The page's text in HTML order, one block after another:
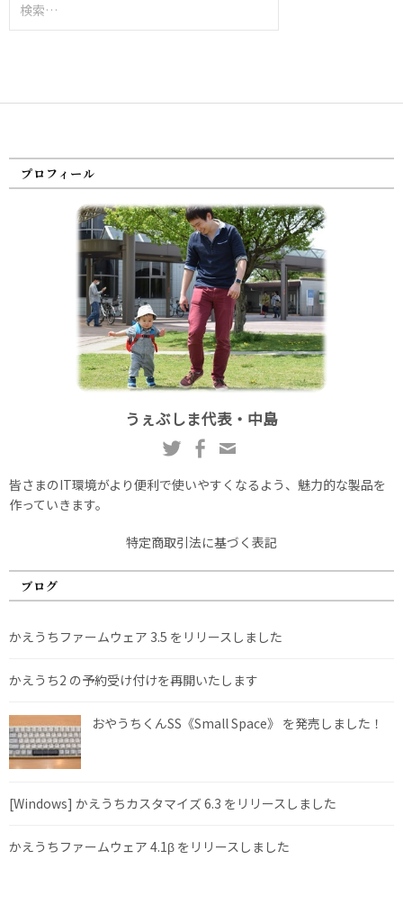
索:
プロフィール
うぇぶしま代表・中島
皆さまのIT環境がより便利で使いやすくなるよう、魅力的な製品を
作っていきます。
特定商取引法に基づく表記
ブログ
かえうちファームウェア 3.5 をリリースしました
かえうち2 の予約受け付けを再開いたします
おやうちくんSS《Small Space》 を発売しました！
[Windows] かえうちカスタマイズ 6.3 をリリースしました
かえうちファームウェア 4.1β をリリースしました